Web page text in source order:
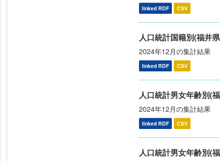
linked RDF CSV
人口統計国籍別(福井
2024年12月の集計結果
linked RDF CSV
人口統計男女年齢別(
2024年12月の集計結果
linked RDF CSV
人口統計男女年齢別(